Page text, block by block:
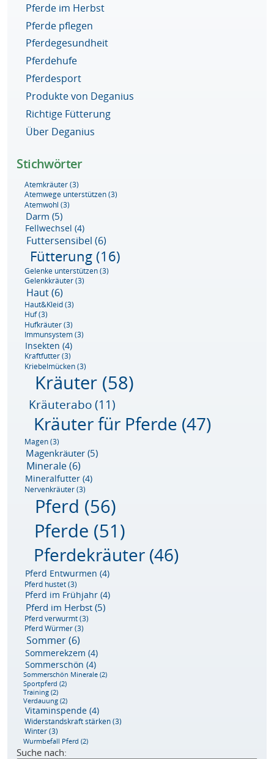
Pferde im Herbst
Pferde pflegen
Pferdegesundheit
Pferdehufe
Pferdesport
Produkte von Deganius
Richtige Fütterung
Über Deganius
Stichwörter
Atemkräuter(3)
Atemwege unterstützen(3)
Atemwohl (3)
Darm (5)
Fellwechsel (4)
Futtersensibel (6)
Fütterung(16)
Gelenke unterstützen(3)
Gelenkkräuter(3)
Haut(6)
Haut&Kleid(3)
Huf(3)
Hufkräuter(3)
Immunsystem(3)
Insekten (4)
Kraftfutter(3)
Kriebelmücken(3)
Kräuter(58)
Kräuterabo(11)
Kräuter für Pferde (47)
Magen(3)
Magenkräuter (5)
Minerale(6)
Mineralfutter (4)
Nervenkräuter(3)
Pferd (56)
Pferde (51)
Pferdekräuter (46)
Pferd Entwurmen (4)
Pferd hustet(3)
Pferd im Frühjahr (4)
Pferd im Herbst (5)
Pferd verwurmt(3)
Pferd Würmer(3)
Sommer(6)
Sommerekzem (4)
Sommerschön (4)
Sommerschön Minerale (2)
Sportpferd (2)
Training (2)
Verdauung (2)
Vitaminspende (4)
Widerstandskraft stärken(3)
Winter(3)
Wurmbefall Pferd (2)
Suche nach: